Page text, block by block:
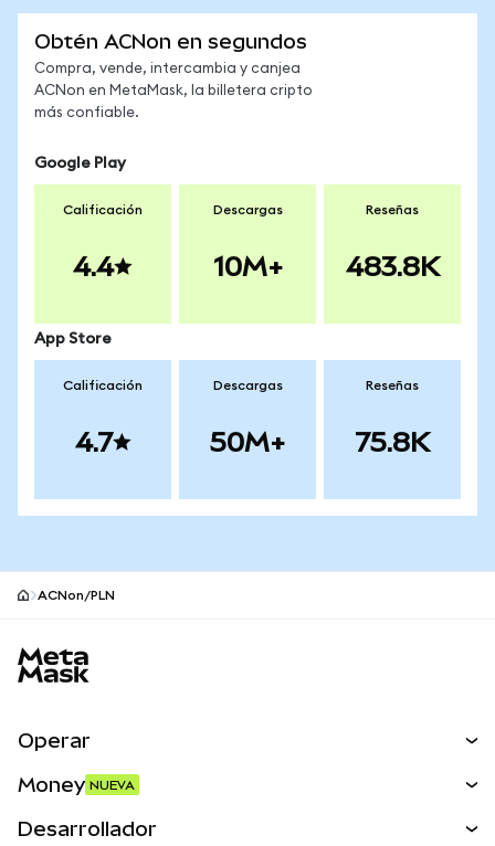
Obtén ACNon en segundos
Compra, vende, intercambia y canjea
ACNon en MetaMask, la billetera cripto
más confiable.
Google Play
Calificación
4.4
Descargas
10M+
Reseñas
483.8K
App Store
Calificación
4.7
Descargas
50M+
Reseñas
75.8K
ACNon/PLN
Operar
Money NUEVA
Desarrollador